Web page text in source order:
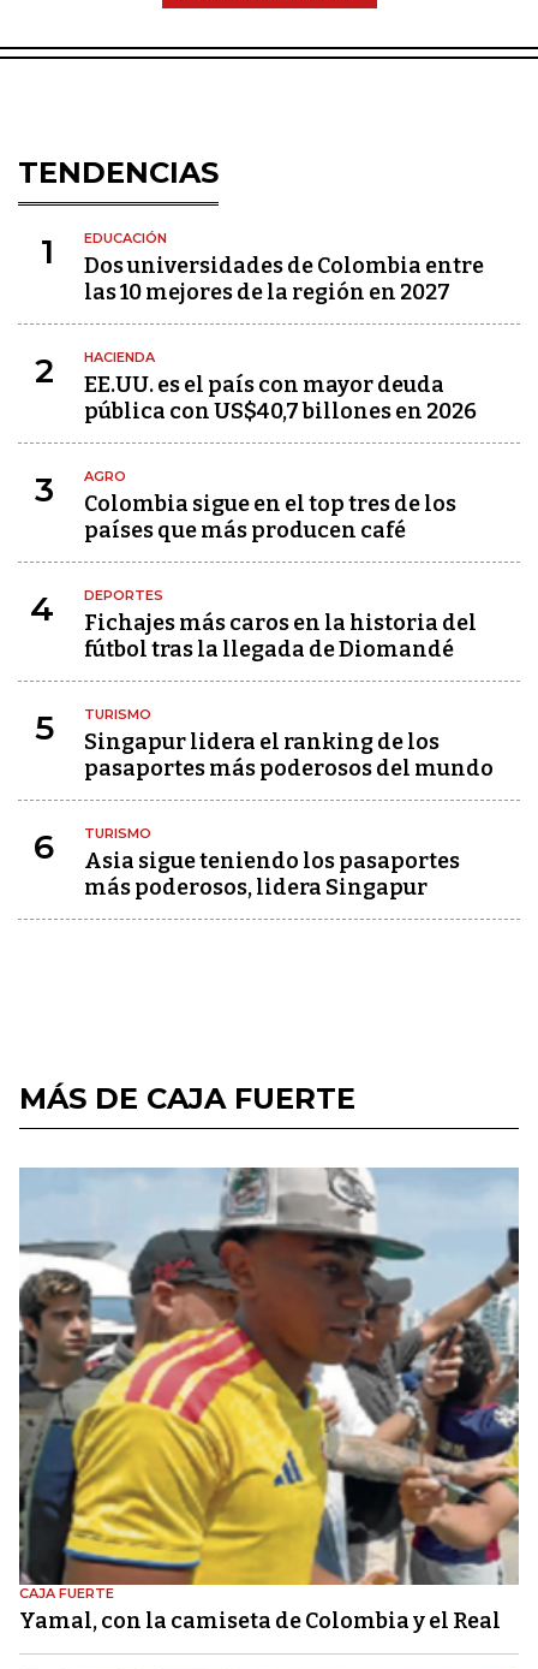
TENDENCIAS
1 EDUCACIÓN
Dos universidades de Colombia entre
las 10 mejores de la región en 2027
2 HACIENDA
EE.UU. es el país con mayor deuda
pública con US$40,7 billones en 2026
3 AGRO
Colombia sigue en el top tres de los
países que más producen café
4 DEPORTES
Fichajes más caros en la historia del
fútbol tras la llegada de Diomandé
5 TURISMO
Singapur lidera el ranking de los
pasaportes más poderosos del mundo
6 TURISMO
Asia sigue teniendo los pasaportes
más poderosos, lidera Singapur
MÁS DE CAJA FUERTE
CAJA FUERTE
Yamal, con la camiseta de Colombia y el Real